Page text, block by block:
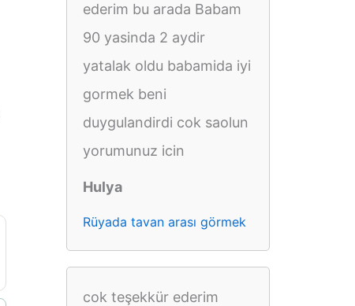
ederim bu arada Babam
90 yasinda 2 aydir
yatalak oldu babamida iyi
gormek beni
duygulandirdi cok saolun
yorumunuz icin
Hulya
Rüyada tavan arası görmek
cok teşekkür ederim